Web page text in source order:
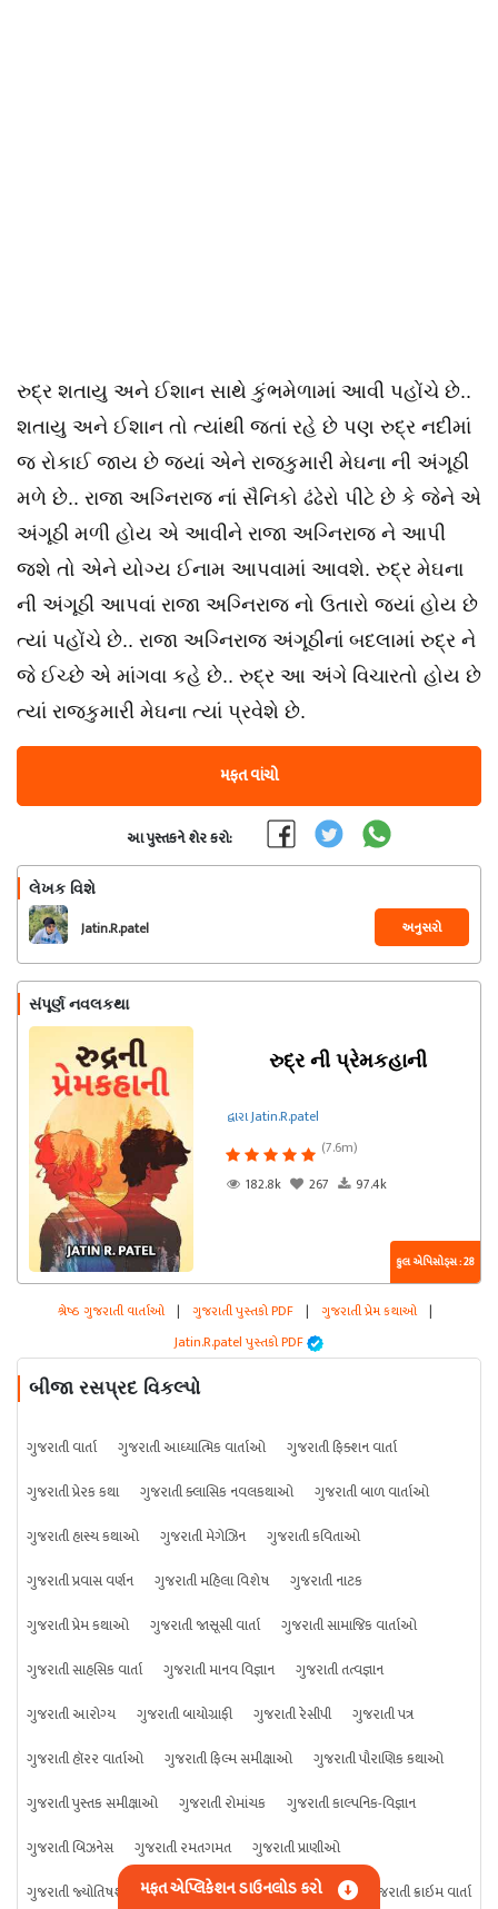
રુદ્ર શતાયુ અને ઈશાન સાથે કુંભમેળામાં આવી પહોંચે છે..
શતાયુ અને ઈશાન તો ત્યાંથી જતાં રહે છે પણ રુદ્ર નદીમાં
જ રોકાઈ જાય છે જ્યાં એને રાજકુમારી મેઘના ની અંગૂઠી
મળે છે.. રાજા અગ્નિરાજ નાં સૈનિકો ઢંઢેરો પીટે છે કે જેને એ
અંગૂઠી મળી હોય એ આવીને રાજા અગ્નિરાજ ને આપી
જશે તો એને યોગ્ય ઈનામ આપવામાં આવશે. રુદ્ર મેઘના
ની અંગૂઠી આપવાં રાજા અગ્નિરાજ નો ઉતારો જ્યાં હોય છે
ત્યાં પહોંચે છે.. રાજા અગ્નિરાજ અંગૂઠીનાં બદલામાં રુદ્ર ને
જે ઈચ્છે એ માંગવા કહે છે.. રુદ્ર આ અંગે વિચારતો હોય છે
ત્યાં રાજકુમારી મેઘના ત્યાં પ્રવેશે છે.
મફત વાંચો
આ પુસ્તકને શેર કરો:
લેખક વિશે
Jatin.R.patel અનુસરો
સંપૂર્ણ નવલકથા
રુદ્ર ની પ્રેમકહાની
દ્વારા Jatin.R.patel
(7.6m)
182.8k
267 97.4k
કુલ એપિસોડ્સ : 28
શ્રેષ્ઠ ગુજરાતી વાર્તાઓ | ગુજરાતી પુસ્તકો PDF | ગુજરાતી પ્રેમ કથાઓ |
Jatin.R.patel પુસ્તકો PDF
બીજા રસપ્રદ વિકલ્પો
ગુજરાતી વાર્તા ગુજરાતી આધ્યાત્મિક વાર્તાઓ
ગુજરાતી ફિક્શન વાર્તા
ગુજરાતી પ્રેરક કથા
ગુજરાતી ક્લાસિક નવલકથાઓ
ગુજરાતી બાળ વાર્તાઓ
ગુજરાતી હાસ્ય કથાઓ
ગુજરાતી મેગેઝિન
ગુજરાતી કવિતાઓ
ગુજરાતી પ્રવાસ વર્ણન
ગુજરાતી મહિલા વિશેષ
ગુજરાતી નાટક
ગુજરાતી પ્રેમ કથાઓ
ગુજરાતી જાસૂસી વાર્તા
ગુજરાતી સામાજિક વાર્તાઓ
ગુજરાતી સાહસિક વાર્તા
ગુજરાતી માનવ વિજ્ઞાન
ગુજરાતી તત્વજ્ઞાન
ગુજરાતી આરોગ્ય
ગુજરાતી બાયોગ્રાફી ગુજરાતી રેસીપી
ગુજરાતી પત્ર
ગુજરાતી હૉરર વાર્તાઓ
ગુજરાતી ફિલ્મ સમીક્ષાઓ
ગુજરાતી પૌરાણિક કથાઓ
ગુજરાતી પુસ્તક સમીક્ષાઓ
ગુજરાતી રોમાંચક
ગુજરાતી કાલ્પનિક-વિજ્ઞાન
ગુજરાતી બિઝનેસ
ગુજરાતી રમતગમત
ગુજરાતી પ્રાણીઓ
ગુજરાતી જ્યોતિષશાસ્ત્ર
ગુજરાતી વિજ્ઞાન ગુજરાતી કંઈપણ ગુજરાતી ક્રાઇમ વાર્તા
મફત એપ્લિકેશન ડાઉનલોડ કરો